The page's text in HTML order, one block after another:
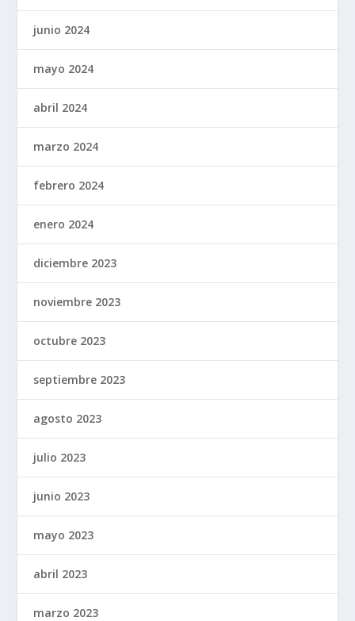
junio 2024
mayo 2024
abril 2024
marzo 2024
febrero 2024
enero 2024
diciembre 2023
noviembre 2023
octubre 2023
septiembre 2023
agosto 2023
julio 2023
junio 2023
mayo 2023
abril 2023
marzo 2023